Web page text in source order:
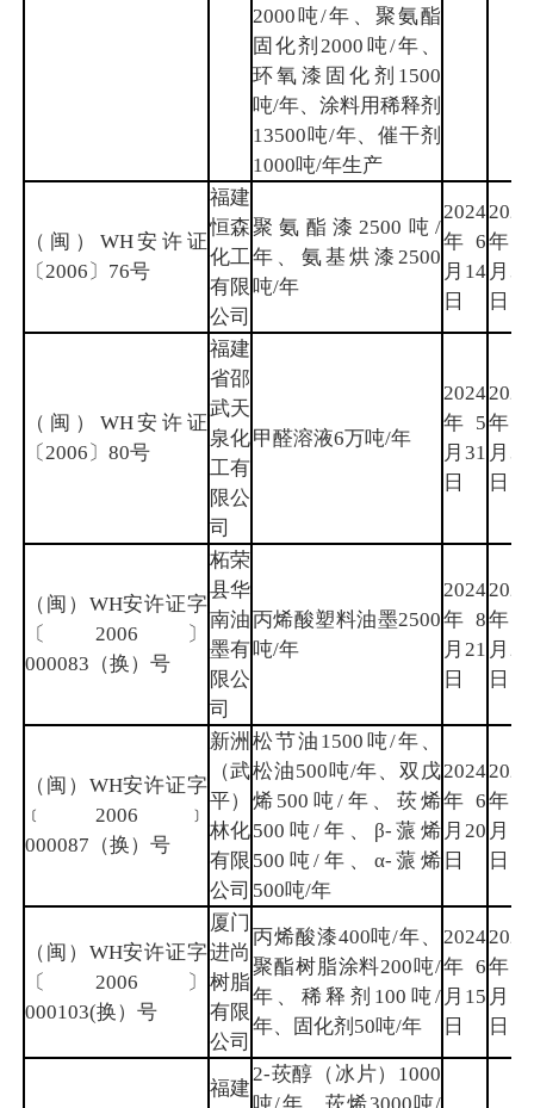
2000吨/年、聚氨酯
固化剂2000吨/年、
环氧漆固化剂1500
吨/年、涂料用稀释剂
13500吨/年、催干剂
1000吨/年生产
（闽）WH安许证
〔2006〕76号
福建
恒森
化工
有限
公司
聚氨酯漆2500吨/
年、氨基烘漆2500
吨/年
2024
年6
月14
日
2027
年5
月30
日
（闽）WH安许证
〔2006〕80号
福建
省邵
武天
泉化
工有
限公
司
甲醛溶液6万吨/年
2024
年5
月31
日
2027
年5
月30
日
（闽）WH安许证字
〔2006〕
000083（换）号
柘荣
县华
南油
墨有
限公
司
丙烯酸塑料油墨2500
吨/年
2024
年8
月21
日
2027
年8
月20
日
（闽）WH安许证字
﹝2006﹞
000087（换）号
新洲
（武
平）
林化
有限
公司
松节油1500吨/年、
松油500吨/年、双戊
烯500吨/年、莰烯
500吨/年、β-蒎烯
500吨/年、α-蒎烯
500吨/年
2024
年6
月20
日
2027
年6
月10
日
（闽）WH安许证字
〔2006〕
000103(换）号
厦门
进尚
树脂
有限
公司
丙烯酸漆400吨/年、
聚酯树脂涂料200吨/
年、稀释剂100吨/
年、固化剂50吨/年
2024
年6
月15
日
2027
年6
月14
日
福建
2-莰醇（冰片）1000